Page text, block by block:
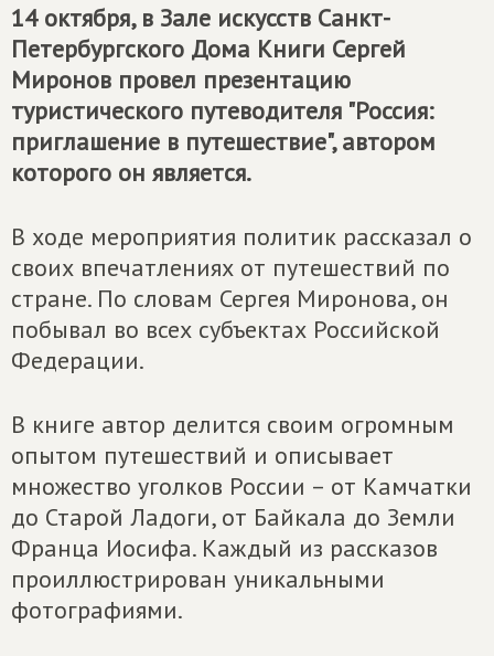
14 октября, в Зале искусств Санкт-
Петербургского Дома Книги Сергей
Миронов провел презентацию
туристического путеводителя "Россия:
приглашение в путешествие", автором
которого он является.
В ходе мероприятия политик рассказал о
своих впечатлениях от путешествий по
стране. По словам Сергея Миронова, он
побывал во всех субъектах Российской
Федерации.
В книге автор делится своим огромным
опытом путешествий и описывает
множество уголков России – от Камчатки
до Старой Ладоги, от Байкала до Земли
Франца Иосифа. Каждый из рассказов
проиллюстрирован уникальными
фотографиями.